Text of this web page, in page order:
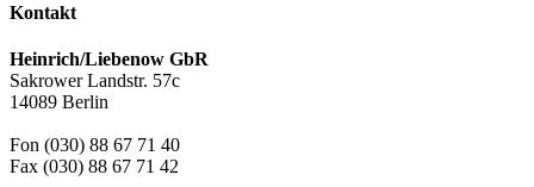
Kontakt
Heinrich/Liebenow GbR
Sakrower Landstr. 57c
14089 Berlin
Fon (030) 88 67 71 40
Fax (030) 88 67 71 42